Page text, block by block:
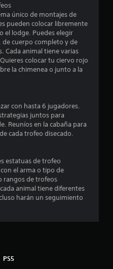
f
i
c
o
s
único de montajes de
pueden colocar libremente
el lodge. Puedes elegir
cuerpo completo y de
Cada animal tiene varias
colocar tu ciervo rojo
la chimenea o junto a la
con hasta 6 jugadores.
juntos para
Reuníos en la cabaña para
cada trofeo disecado.
estatuas de trofeo
el arma o tipo de
rangos de trofeos
animal tiene diferentes
harán un seguimiento
PS5